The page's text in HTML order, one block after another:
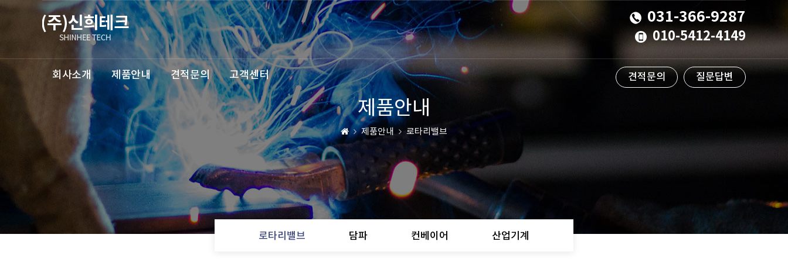
031-366-9287
010-5412-4149
회사소개 제품안내 견적문의 고객센터 견적문의 질문답변
제품안내
제품안내 로타리밸브
로타리밸브 담파 컨베이어 산업기계